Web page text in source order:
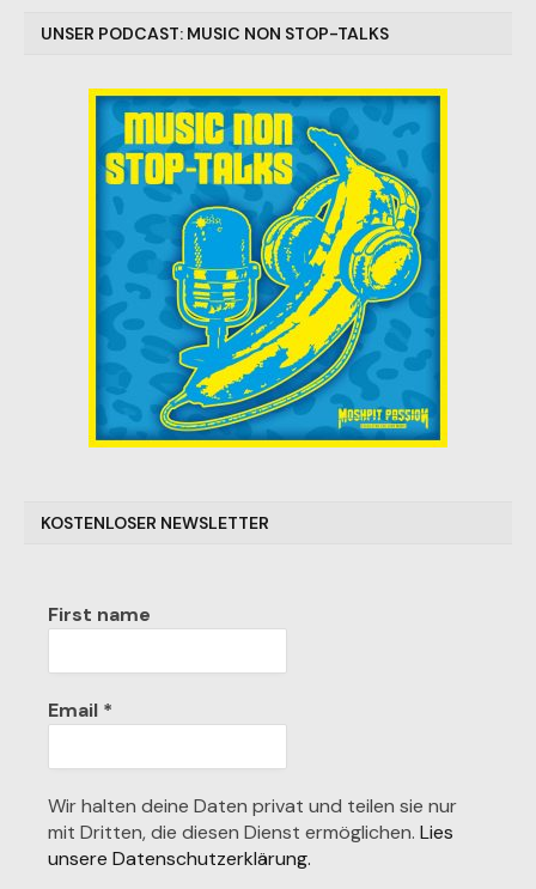
UNSER PODCAST: MUSIC NON STOP-TALKS
KOSTENLOSER NEWSLETTER
First name
Email *
Wir halten deine Daten privat und teilen sie nur
mit Dritten, die diesen Dienst ermöglichen. Lies
unsere Datenschutzerklärung.